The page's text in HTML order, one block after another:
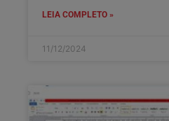
LEIA COMPLETO »
11/12/2024